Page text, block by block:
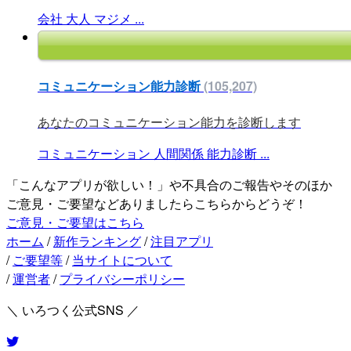
会社 大人 マジメ ...
コミュニケーション能力診断(105,207)
あなたのコミュニケーション能力を診断します
コミュニケーション 人間関係能力診断 ...
「こんなアプリが欲しい！」や不具合のご報告やそのほか
ご意見・ご要望などありましたらこちらからどうぞ！
ご意見・ご要望はこちら
ホーム / 新作ランキング/注目アプリ
/ ご要望等/ 当サイトについて
/運営者/ プライバシーポリシー
＼ いろつく公式SNS ／